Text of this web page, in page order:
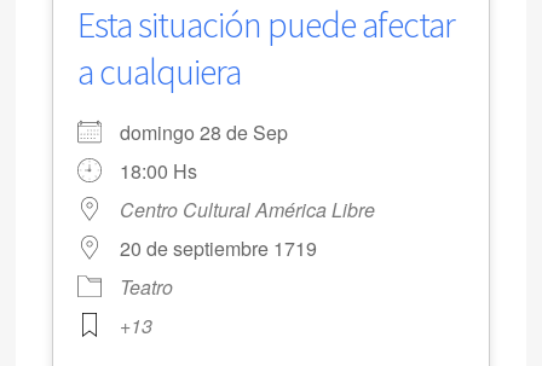
Esta situación puede afectar
a cualquiera
domingo 28 de Sep
18:00 Hs
Centro Cultural América Libre
20 de septiembre 1719
Teatro
+13